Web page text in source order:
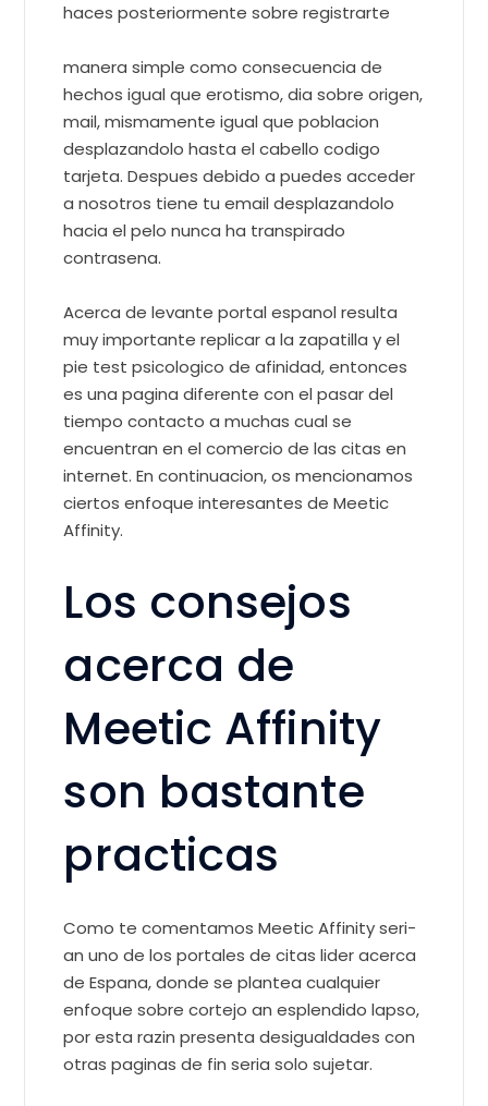
haces posteriormente sobre registrarte
manera simple como consecuencia de
hechos igual que erotismo, dia sobre origen,
mail, mismamente igual que poblacion
desplazandolo hasta el cabello codigo
tarjeta. Despues debido a puedes acceder
a nosotros tiene tu email desplazandolo
hacia el pelo nunca ha transpirado
contrasena.
Acerca de levante portal espanol resulta
muy importante replicar a la zapatilla y el
pie test psicologico de afinidad, entonces
es una pagina diferente con el pasar del
tiempo contacto a muchas cual se
encuentran en el comercio de las citas en
internet. En continuacion, os mencionamos
ciertos enfoque interesantes de Meetic
Affinity.
Los consejos
acerca de
Meetic Affinity
son bastante
practicas
Como te comentamos Meetic Affinity seri­
an uno de los portales de citas lider acerca
de Espana, donde se plantea cualquier
enfoque sobre cortejo an esplendido lapso,
por esta razin presenta desigualdades con
otras paginas de fin seri­a solo sujetar.